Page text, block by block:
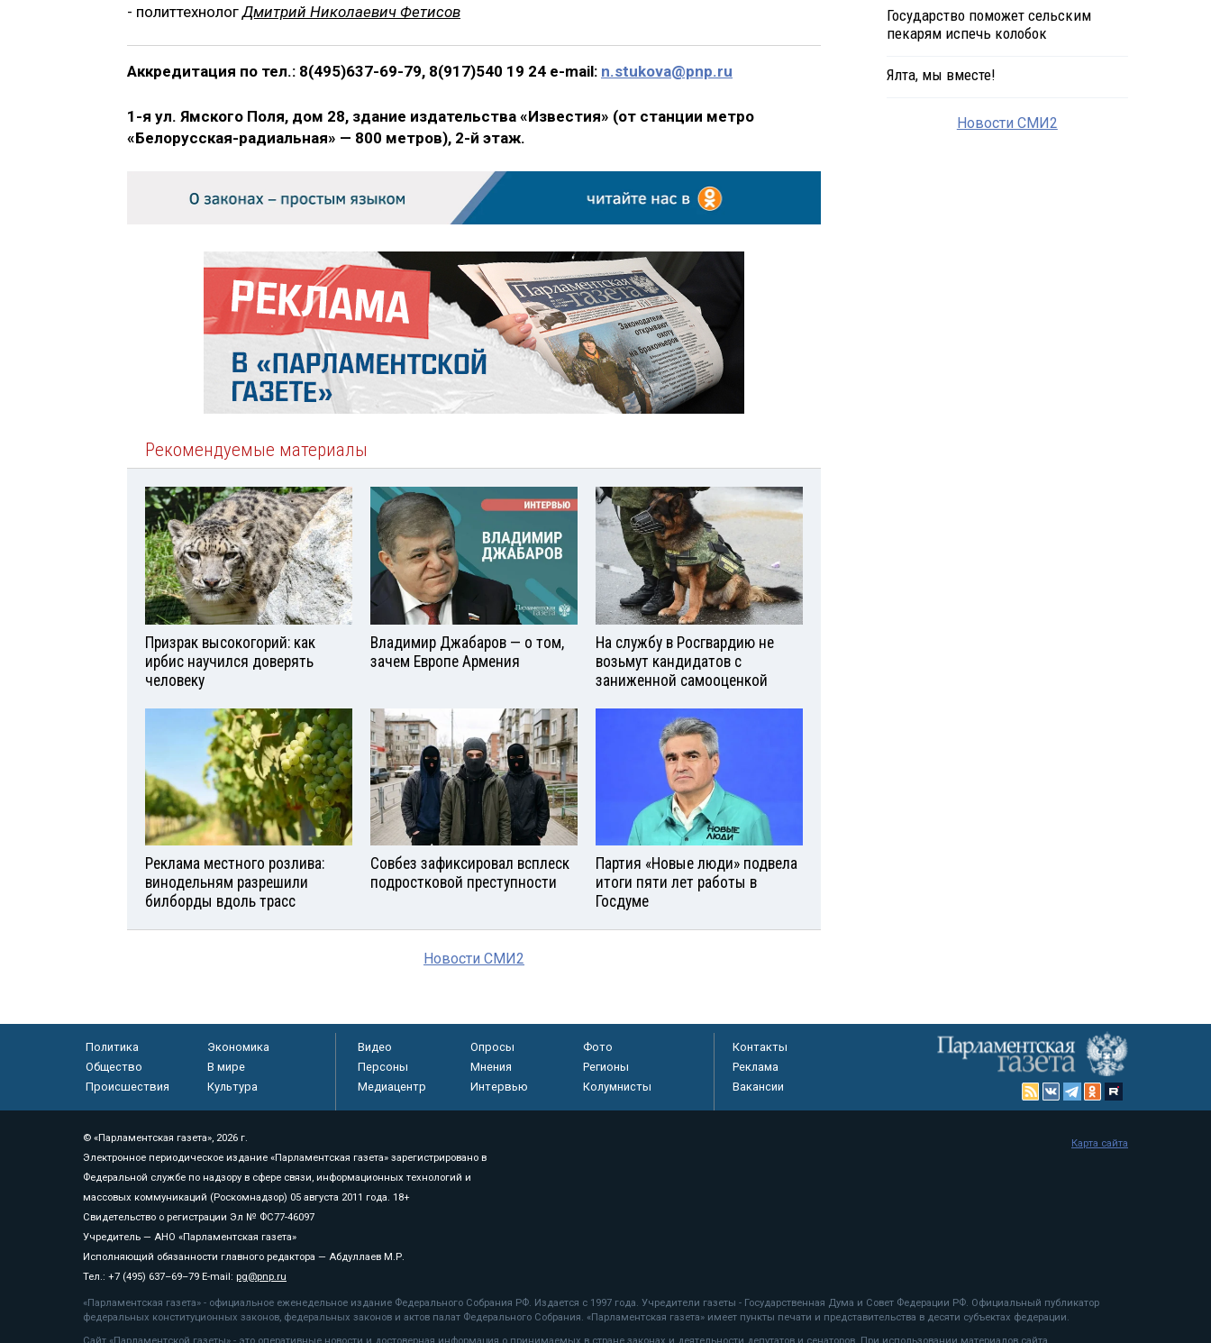
- политтехнолог Дмитрий Николаевич Фетисов
Аккредитация по тел.: 8(495)637-69-79, 8(917)540 19 24 e-mail: n.stukova@pnp.ru
1-я ул. Ямского Поля, дом 28, здание издательства «Известия» (от станции метро
«Белорусская-радиальная» — 800 метров), 2-й этаж.
Рекомендуемые материалы
Призрак высокогорий: как
ирбис научился доверять
человеку
Владимир Джабаров — о том,
зачем Европе Армения
На службу в Росгвардию не
возьмут кандидатов с
заниженной самооценкой
Реклама местного розлива:
винодельням разрешили
билборды вдоль трасс
Совбез зафиксировал всплеск
подростковой преступности
Партия «Новые люди» подвела
итоги пяти лет работы в
Госдуме
Новости СМИ2
Государство поможет сельским
пекарям испечь колобок
Ялта, мы вместе!
Новости СМИ2
Политика
Экономика
Общество
В мире
Происшествия
Культура
Видео Опросы
Фото
Персоны
Мнения
Регионы
Медиацентр
Интервью Колумнисты
Контакты
Реклама
Вакансии
© «Парламентская газета», 2026 г.
Электронное периодическое издание «Парламентская газета» зарегистрировано в
Федеральной службе по надзору в сфере связи, информационных технологий и
массовых коммуникаций (Роскомнадзор) 05 августа 2011 года. 18+
Свидетельство о регистрации Эл № ФС77-46097
Учредитель — АНО «Парламентская газета»
Исполняющий обязанности главного редактора — Абдуллаев М.Р.
Тел.: +7 (495) 637–69–79 E-mail: pg@pnp.ru
«Парламентская газета» - официальное еженедельное издание Федерального Собрания РФ. Издается с 1997 года. Учредители газеты - Государственная Дума и Совет Федерации РФ. Официальный публикатор
федеральных конституционных законов, федеральных законов и актов палат Федерального Собрания. «Парламентская газета» имеет пункты печати и представительства в десяти субъектах федерации.
Карта сайта